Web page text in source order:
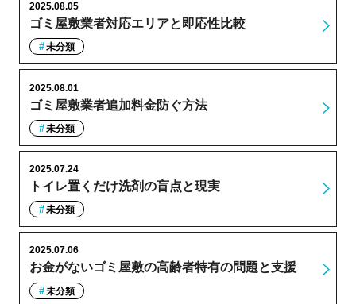
ゴミ屋敷業者対応エリアと即応性比較
2025.08.05
未分類
ゴミ屋敷業者追加料金防ぐ方法
2025.08.01
未分類
トイレ置くだけ洗剤の盲点と現実
2025.07.24
未分類
お金がないゴミ屋敷の高齢者特有の問題と支援
2025.07.06
未分類